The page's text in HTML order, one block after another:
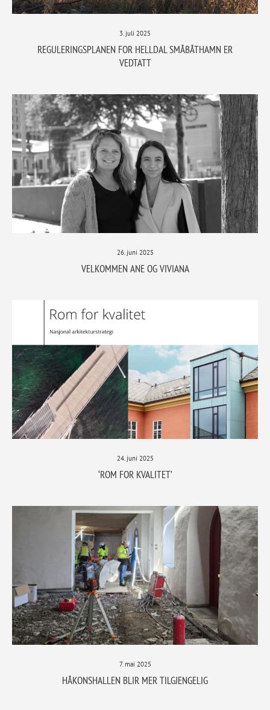
3. juli 2025
REGULERINGSPLANEN FOR HELLDAL SMÅBÅTHAMN ER
VEDTATT
26. juni 2025
VELKOMMEN ANE OG VIVIANA
24. juni 2025
‘ROM FOR KVALITET’
7. mai 2025
HÅKONSHALLEN BLIR MER TILGJENGELIG